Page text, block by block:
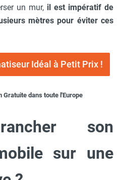
un mur, il est impératif de
mètres pour éviter ces
Idéal à Petit Prix !
dans toute l'Europe
son
sur une